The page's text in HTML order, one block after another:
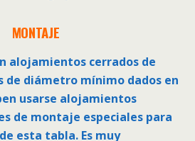
MONTAJE
alojamientos cerrados de
de diámetro mínimo dados en
usarse alojamientos
de montaje especiales para
esta tabla. Es muy